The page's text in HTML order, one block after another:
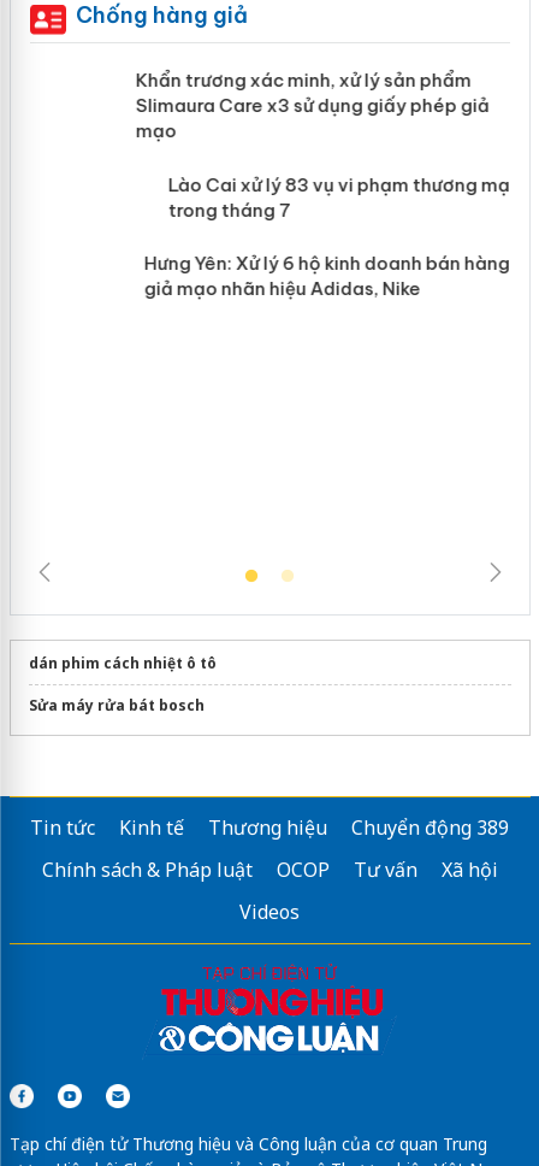
Chống hàng giả
Khẩn trương xác minh, xử lý sản phẩm
Slimaura Care x3 sử dụng giấy phép giả
mạo
Lào Cai xử lý 83 vụ vi phạm thương
mại trong tháng 7
dán phim cách nhiệt ô tô
Sửa máy rửa bát bosch
Tin tức Kinh tế Thương hiệu
Chuyển động 389
Chính sách & Pháp luật
OCOP Tư vấn
Xã hội
Videos
Tạp chí điện tử Thương hiệu và Công luận của cơ quan Trung